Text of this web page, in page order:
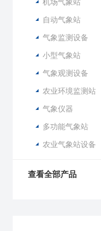
机场气象站
自动气象站
气象监测设备
小型气象站
气象观测设备
农业环境监测站
气象仪器
多功能气象站
农业气象站设备
查看全部产品